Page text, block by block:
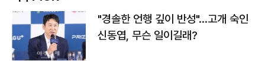
"경솔한 언행 깊이 반성"…고개 숙인
신동엽, 무슨 일이길래?